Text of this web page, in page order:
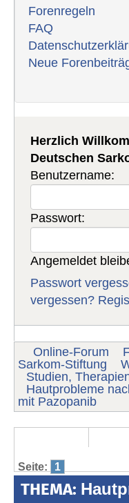
Forenregeln
FAQ
Neue
Herzlich
Deutschen
Benutzername:
Passwort:
Angemeldet
Passwort
vergessen?
Online-Forum
Sarkom-Stiftung
Studien,
Hautprobleme
mit Pazopanib
Seite: 1
THEMA: